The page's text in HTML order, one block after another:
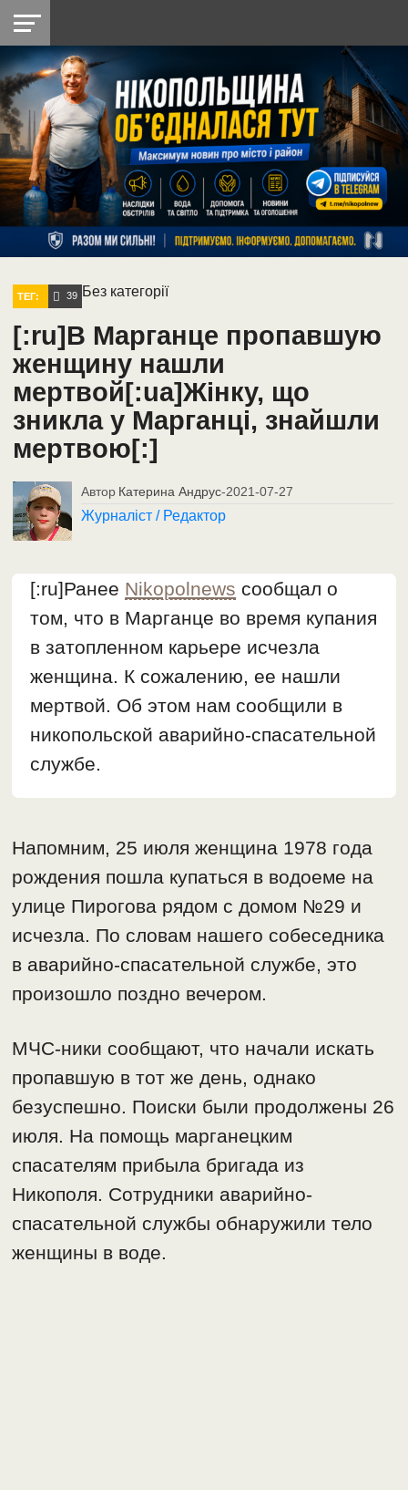
НІКОПОЛЬ
РАЙОН
СІЧЕСЛАВСЬКА
УКРАЇНА
РЕТРО
НІКОПОЛЬ
ЛАЙТ
УКРАЇНА
ДОПОМОГА
РАДІО
Без категорії
ТЕГ: 39
[:ru]В Марганце пропавшую
женщину нашли
мертвой[:ua]Жінку, що
зникла у Марганці, знайшли
мертвою[:]
Автор Катерина Андрус-2021-07-27
Журналіст / Редактор
[:ru]Ранее Nikopolnews сообщал о
том, что в Марганце во время купания
в затопленном карьере исчезла
женщина. К сожалению, ее нашли
мертвой. Об этом нам сообщили в
никопольской аварийно-спасательной
службе.
Напомним, 25 июля женщина 1978 года
рождения пошла купаться в водоеме на
улице Пирогова рядом с домом №29 и
исчезла. По словам нашего собеседника
в аварийно-спасательной службе, это
произошло поздно вечером.
МЧС-ники сообщают, что начали искать
пропавшую в тот же день, однако
безуспешно. Поиски были продолжены 26
июля. На помощь марганецким
спасателям прибыла бригада из
Никополя. Сотрудники аварийно-
спасательной службы обнаружили тело
женщины в воде.